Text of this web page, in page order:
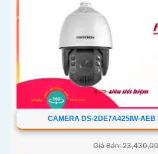
CAMERA DS-2DE7A425IW-AEB
Giá Bán: